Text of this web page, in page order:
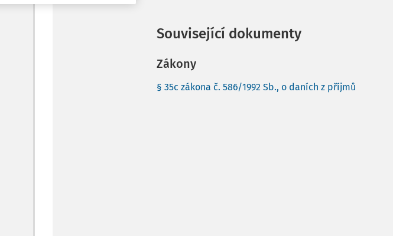
Související dokumenty
Zákony
§ 35c zákona č. 586/1992 Sb., o daních z příjmů